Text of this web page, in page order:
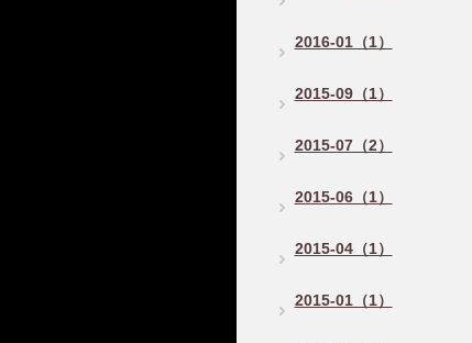
2016-01（1）
2015-09（1）
2015-07（2）
2015-06（1）
2015-04（1）
2015-01（1）